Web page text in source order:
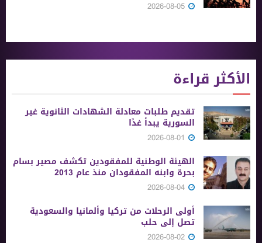
الأكثر قراءة
تقديم طلبات معادلة الشهادات الثانوية ‏غير
السورية يبدأ غدًا
الهيئة الوطنية للمفقودين تكشف مصير بسام
بحرة وابنه المفقودان منذ عام 2013
أولى الرحلات من ‏تركيا وألمانيا والسعودية
تصل إلى حلب